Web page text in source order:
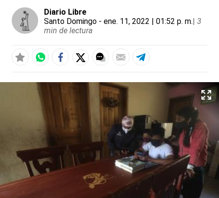
Diario Libre
Santo Domingo - ene. 11, 2022 | 01:52 p. m.| 3
min de lectura